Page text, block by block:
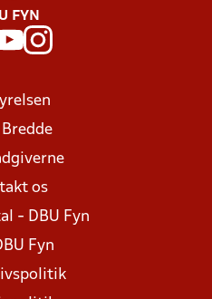
FYN
Bredde
os
- DBU Fyn
Fyn